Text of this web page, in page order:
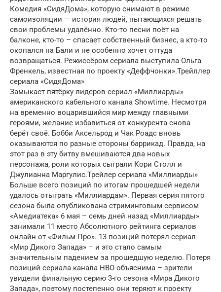
Комедия «СидяДома», которую снимают в режиме
самоизоляции — история людей, пытающихся решать
свои проблемы удалённо. Кто-то песни поёт на
балконе, кто-то – спасает собственный бизнес, а кто-то
окопался на Бали и не особенно хочет оттуда
возвращаться. Режиссёром сериала выступила Ольга
Френкель, известная по проекту «Деффчонки».Трейллер
сериала «СидяДома»
Замыкает пятёрку лидеров сериал «Миллиарды»
американского кабельного канала Showtime. Несмотря
на временно воцарившийся мир между главными
героями, желание избавиться от конкурента снова
берёт своё. Бобби Аксельрод и Чак Роадс вновь
оказываются по разные стороны баррикад. Правда, на
этот раз в эту битву вмешиваются два новых
персонажа, роли которых сыграли Кори Столл и
Джулианна Маргулис.Трейлер сериала «Миллиарды»
Больше всего позиций по итогам прошедшей недели
удалось отыграть «Миллиардам». Первая серия пятого
сезона была опубликована стриминговым сервисом
«Амедиатека» 6 мая – семь дней назад «Миллиарды»
занимали 11 место Абсолютного рейтинга сериалов
онлайн от «Фильм Про». 13 позиций потерял сериал
«Мир Дикого Запада» – и это стало самым
значительным падением за прошедшую неделю. Потеря
позиций сериала канала HBO объяснима – зрители
увидели финальную серию 3-го сезона «Мира Дикого
Запада», поэтому постепенно они теряют к проекту